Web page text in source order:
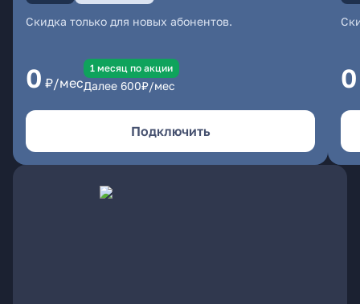
Скидка только для новых абонентов.
0 ₽/мес
1 месяц по акции
Далее 600₽/мес
Подключить
0